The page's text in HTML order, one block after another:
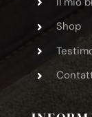
Shop